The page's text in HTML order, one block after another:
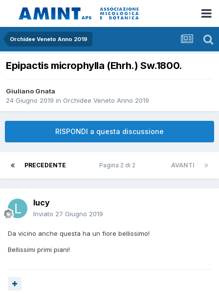
Orchidee Veneto Anno 2019
Epipactis microphylla (Ehrh.) Sw.1800.
Giuliano Gnata
24 Giugno 2019 in Orchidee Veneto Anno 2019
RISPONDI a questa discussione
PRECEDENTE AVANTI
Pagina 2 di 2
lucy
Inviato 27 Giugno 2019
Da vicino anche questa ha un fiore bellissimo!
Bellissimi primi piani!